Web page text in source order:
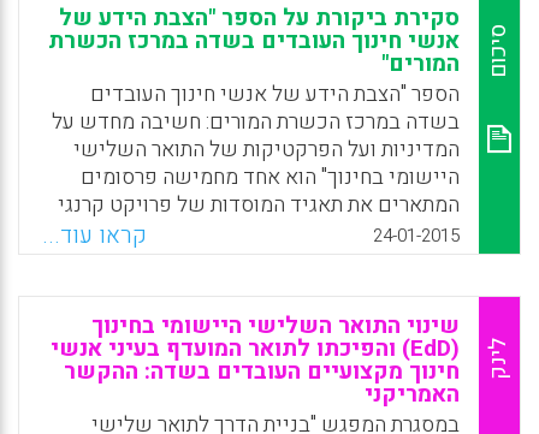
WhatsApp
Facebook
Email
X סיכום
סקירת ביקורת על הספר "הצבת הידע של
אנשי חינוך העובדים בשדה במרכז הכשרת
המורים"
הספר "הצבת הידע של אנשי חינוך העובדים
בשדה במרכז הכשרת המורים: חשיבה מחדש על
המדיניות ועל הפרקטיקות של התואר השלישי
היישומי בחינוך" הוא אחד מחמישה פרסומים
המתארים את תאגיד המוסדות של פרויקט קרנגי
(The Carnegie Project on the Education
Doctorate – CPED) ואת מאמציו להגדיר מחדש
את התואר השלישי היישומי בחינוך. הספר הוא
כרך ערוך המספק סקירה רחבה של האסטרטגיות
השונות ושל התוצאות מהשלב הראשון של
ההתאגדות של תאגיד המוסדות של פרויקט קרנגי
שידע אנשי החינוך העובדים בשדה מוצב כדי
24-01-2015 קראו עוד...
לינק
שינוי התואר השלישי היישומי בחינוך
(EdD) והפיכתו לתואר המועדף בעיני אנשי
חינוך מקצועיים העובדים בשדה: ההקשר
האמריקני
במסגרת המפגש "בניית הדרך לתואר שלישי